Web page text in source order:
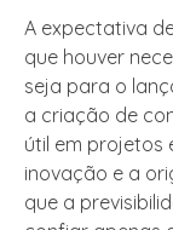
A expectativa
que houver
seja para o
a criação de
útil em projetos
inovação e a
que a